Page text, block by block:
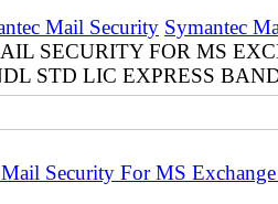
Mail Security Symantec
SECURITY FOR MS
STD LIC EXPRESS
Security For MS